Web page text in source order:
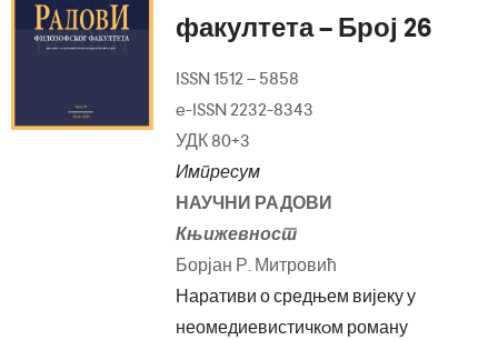
факултета – Број 26
ISSN 1512 – 5858
e-ISSN 2232-8343
УДК 80+3
Импресум
НАУЧНИ РАДОВИ
Књижевност
Борјан Р. Митровић
Наративи о средњем вијеку у
неомедиевистичкoм роману